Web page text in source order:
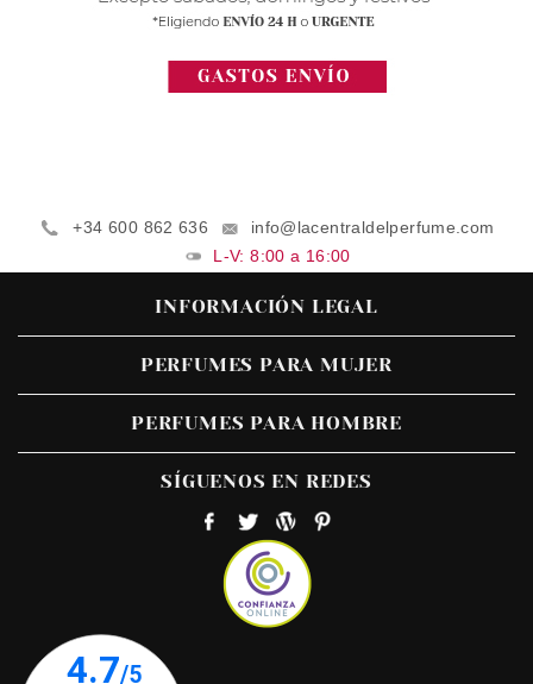
+34 600 862 636
info@lacentraldelperfume.com
L-V: 8:00 a 16:00
INFORMACIÓN LEGAL
PERFUMES PARA MUJER
PERFUMES PARA HOMBRE
SÍGUENOS EN REDES